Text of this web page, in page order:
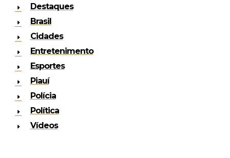
Destaques
Brasil
Cidades
Entretenimento
Esportes
Piauí
Polícia
Política
Vídeos